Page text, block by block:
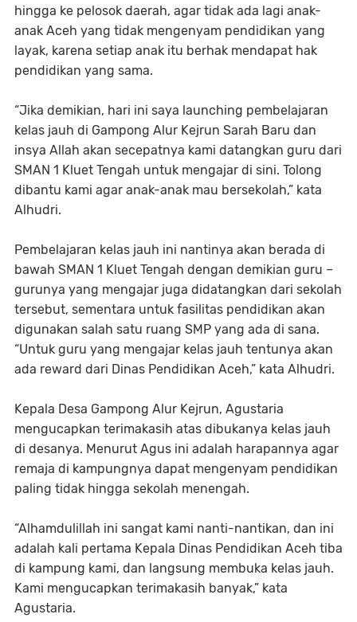
hingga ke pelosok daerah, agar tidak ada lagi anak-
anak Aceh yang tidak mengenyam pendidikan yang
layak, karena setiap anak itu berhak mendapat hak
pendidikan yang sama.
“Jika demikian, hari ini saya launching pembelajaran
kelas jauh di Gampong Alur Kejrun Sarah Baru dan
insya Allah akan secepatnya kami datangkan guru dari
SMAN 1 Kluet Tengah untuk mengajar di sini. Tolong
dibantu kami agar anak-anak mau bersekolah,” kata
Alhudri.
Pembelajaran kelas jauh ini nantinya akan berada di
bawah SMAN 1 Kluet Tengah dengan demikian guru –
gurunya yang mengajar juga didatangkan dari sekolah
tersebut, sementara untuk fasilitas pendidikan akan
digunakan salah satu ruang SMP yang ada di sana.
“Untuk guru yang mengajar kelas jauh tentunya akan
ada reward dari Dinas Pendidikan Aceh,” kata Alhudri.
Kepala Desa Gampong Alur Kejrun, Agustaria
mengucapkan terimakasih atas dibukanya kelas jauh
di desanya. Menurut Agus ini adalah harapannya agar
remaja di kampungnya dapat mengenyam pendidikan
paling tidak hingga sekolah menengah.
“Alhamdulillah ini sangat kami nanti-nantikan, dan ini
adalah kali pertama Kepala Dinas Pendidikan Aceh tiba
di kampung kami, dan langsung membuka kelas jauh.
Kami mengucapkan terimakasih banyak,” kata
Agustaria.